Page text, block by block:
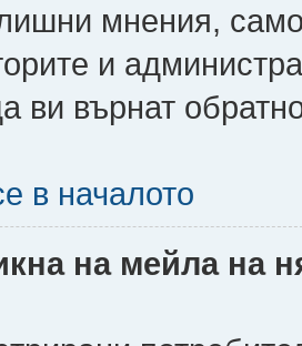
мнения,
и
ви върнат
в началото
на мейла на